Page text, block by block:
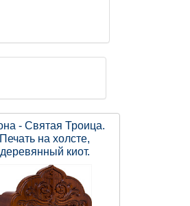
- Святая Троица.
Печать на холсте,
деревянный киот.
350х245х55 мм.